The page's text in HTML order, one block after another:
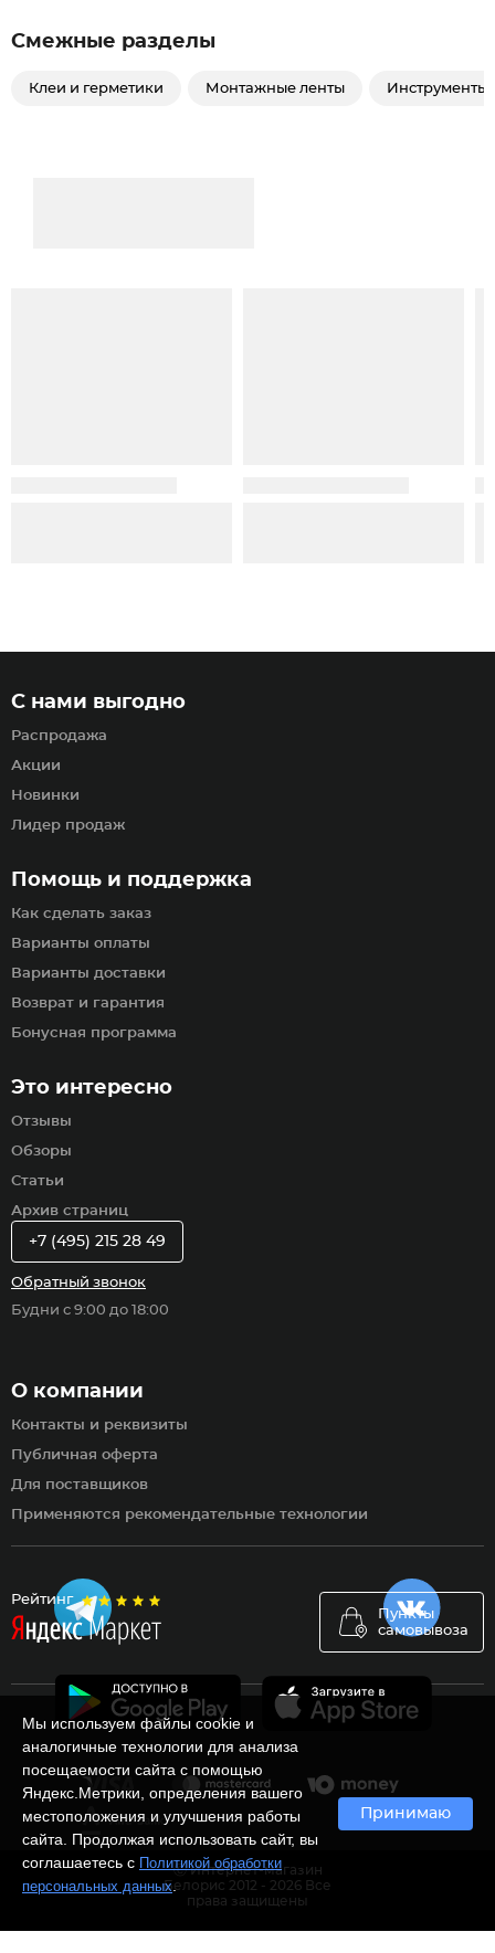
Смежные разделы
Клеи и герметики Монтажные ленты Инструменты
Рейтинг
Пункты
самовывоза
Помощь и поддержка
Как сделать заказ
Варианты оплаты
Варианты доставки
Возврат и гарантия
Бонусная программа
С нами выгодно
Распродажа
Акции
Новинки
Лидер продаж
Это интересно
Отзывы
Обзоры
Статьи
Архив страниц
О компании
Контакты и реквизиты
Публичная оферта
Для поставщиков
Применяются рекомендательные технологии
+7 (495) 215 28 49
Обратный звонок
Будни с 9:00 до 18:00
Мы используем файлы cookie и
аналогичные технологии для анализа
посещаемости сайта с помощью
Яндекс.Метрики, определения вашего
местоположения и улучшения работы
сайта. Продолжая использовать сайт, вы
соглашаетесь с Политикой обработки
персональных данных.
Принимаю
Ⓒ Интернет-магазин
Белорис 2012 - 2026 Все
права защищены